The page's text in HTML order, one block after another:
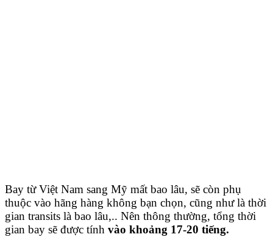
Bay từ Việt Nam sang Mỹ mất bao lâu, sẽ còn phụ
thuộc vào hãng hàng không bạn chọn, cũng như là thời
gian transits là bao lâu,.. Nên thông thường, tổng thời
gian bay sẽ được tính vào khoảng 17-20 tiếng.